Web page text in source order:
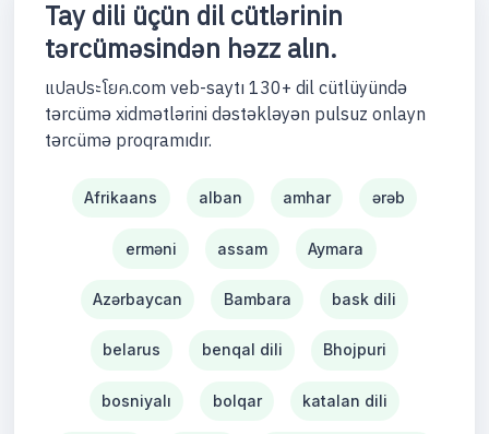
Tay dili üçün dil cütlərinin
tərcüməsindən həzz alın.
แปลประโยค.com veb-saytı 130+ dil cütlüyündə
tərcümə xidmətlərini dəstəkləyən pulsuz onlayn
tərcümə proqramıdır.
Afrikaans alban amhar ərəb
erməni assam Aymara
Azərbaycan Bambara bask dili
belarus benqal dili Bhojpuri
bosniyalı bolqar katalan dili